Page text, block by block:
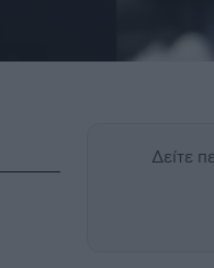
Δείτε